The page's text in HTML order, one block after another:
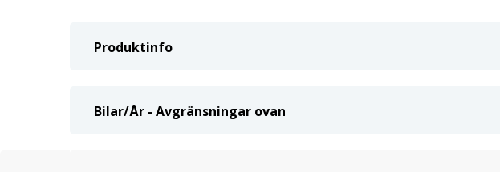
Produktinfo
Bilar/År - Avgränsningar ovan